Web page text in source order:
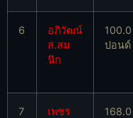
6
อภิวัฒน์
ส.สม
นึก
100.0
ปอนด์
7
เพชร
168.0